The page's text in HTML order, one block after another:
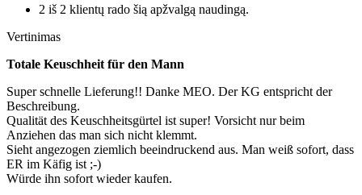
2 iš 2 klientų rado šią apžvalgą naudingą.
Vertinimas
Totale Keuschheit für den Mann
Super schnelle Lieferung!! Danke MEO. Der KG entspricht der
Beschreibung.
Qualität des Keuschheitsgürtel ist super! Vorsicht nur beim
Anziehen das man sich nicht klemmt.
Sieht angezogen ziemlich beeindruckend aus. Man weiß sofort, dass
ER im Käfig ist ;-)
Würde ihn sofort wieder kaufen.